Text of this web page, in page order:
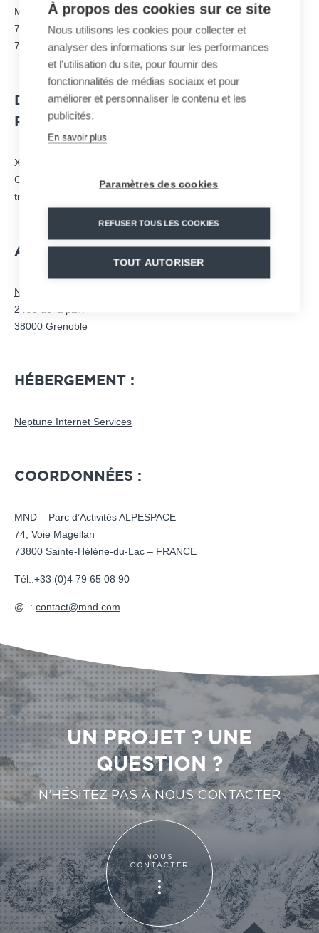
MND – Parc d’Activités ALPESPACE
74, Voie Magellan
73800 Sainte-Hélène-du-Lac – FRANCE
DIRECTEUR ET RESPONSABLE DE LA
RÉDACTION :
Xavier GALLOT-LAVALLÉE –
Ce site n’est pas un site marchand et ne gère aucune
transaction ou commande en ligne.
AGENCE WEB :
Neptune Internet Services
2 rue de la paix
38000 Grenoble
HÉBERGEMENT :
Neptune Internet Services
COORDONNÉES :
MND – Parc d’Activités ALPESPACE
74, Voie Magellan
73800 Sainte-Hélène-du-Lac – FRANCE
Tél.:+33 (0)4 79 65 08 90
@. : contact@mnd.com
UN PROJET ? UNE
QUESTION ?
N’HÉSITEZ PAS À NOUS CONTACTER
NOUS
NOUS
CONTACTER
À propos des cookies sur ce site
Nous utilisons les cookies pour collecter et
analyser des informations sur les performances
et l'utilisation du site, pour fournir des
fonctionnalités de médias sociaux et pour
améliorer et personnaliser le contenu et les
publicités.
En savoir plus
Paramètres des cookies
REFUSER TOUS LES COOKIES
TOUT AUTORISER